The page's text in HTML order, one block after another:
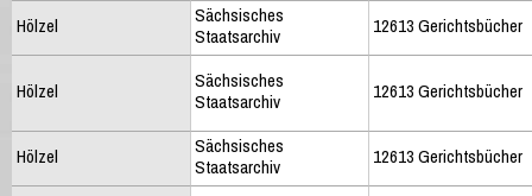
Hölzel
Sächsisches
Staatsarchiv
12613 Gerichtsbücher
Hölzel
Sächsisches
Staatsarchiv
12613 Gerichtsbücher
Hölzel
Sächsisches
Staatsarchiv
12613 Gerichtsbücher